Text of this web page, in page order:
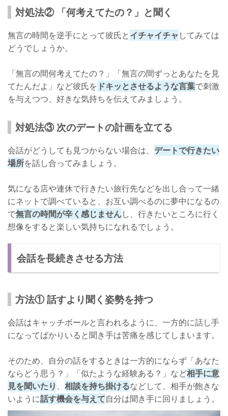
対処法② 「何考えてたの？」と聞く
無言の時間を逆手にとって彼氏とイチャイチャ してみては
どうでしょうか。
「無言の間何考えてたの？」「無言の間ずっとあなたを見
てたんだよ」など彼氏を ドキッとさせるような言葉で刺激
を与えつつ、好きな気持ちを伝えてみましょう。
対処法③ 次のデートの計画を立てる
会話がどうしても見つからない場合は、 デートで行きたい
場所を話し合ってみましょう。
気になる店や連休で行きたい旅行先などを出し合って一緒
にネットで調べていると、お互い調べるのに夢中になるの
で無言の時間が辛く感じませんし、行きたいところに行く
想像をすると楽しい気持ちになれるでしょう。
会話を長続きさせる方法
方法① 話すより聞く姿勢を持つ
会話はキャッチボールと言われるように、一方的に話し手
になってばかりいると聞き手は苦痛を感じてしまいます。
そのため、自分の話をするときは一方的にならず「あなた
ならどう思う？」「似たような経験ある？」など相手に意
見を聞いたり 、 相談を持ち掛けるなどして、相手が飽きな
いように話す機会を与えて自分は聞き手に回りましょう。